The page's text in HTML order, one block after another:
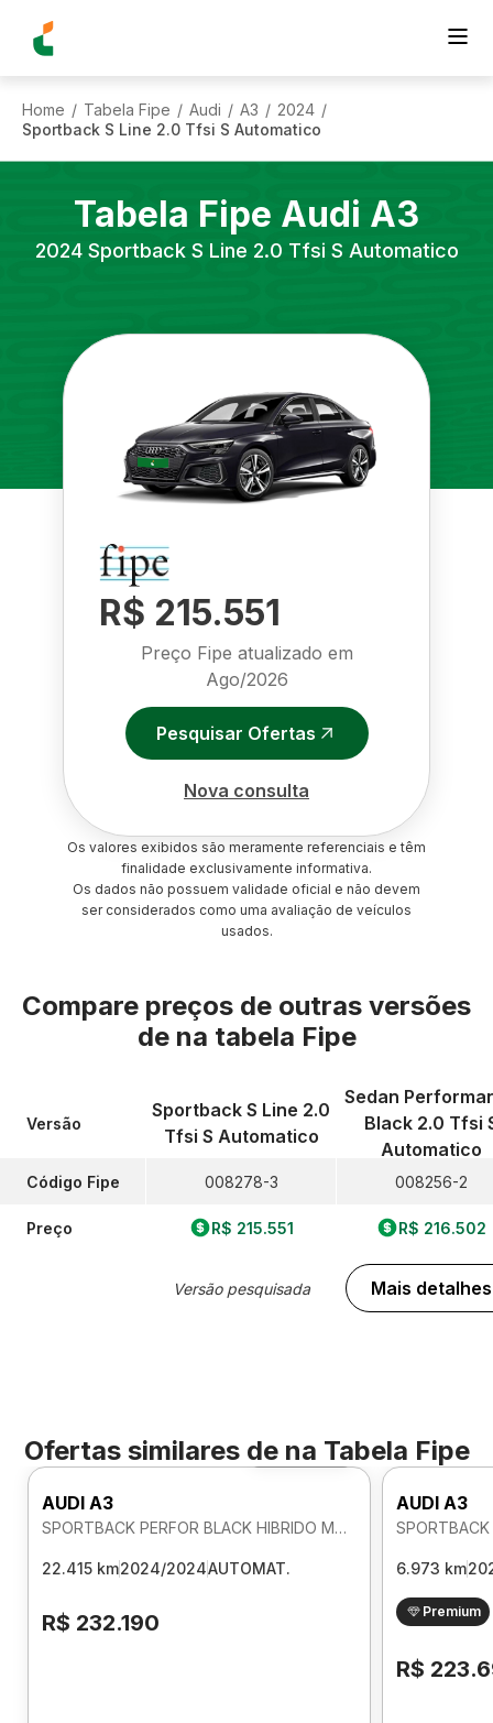
Home / Tabela Fipe / Audi / A3 / 2024 /
Sportback S Line 2.0 Tfsi S Automatico
Tabela Fipe Audi A3
2024 Sportback S Line 2.0 Tfsi S Automatico
R$ 215.551
Preço Fipe atualizado em
Ago/2026
Pesquisar Ofertas
Nova consulta
Os valores exibidos são meramente referenciais e têm
finalidade exclusivamente informativa.
Os dados não possuem validade oficial e não devem
ser considerados como uma avaliação de veículos
usados.
Compare preços de outras versões
de na tabela Fipe
Versão
Código Fipe
Preço
Sportback S Line 2.0
Tfsi S Automatico
008278-3
R$ 215.551
Versão pesquisada
Sedan
Black 2.0 Tfsi
Automatico
008256-2
R$ 216.502
Mais detalhes
Ofertas similares de na Tabela Fipe
Foto 360º
AUDI A3
SPORTBACK PERFOR BLACK HIBRIDO MHEV 2.0 AUTOMATICO
22.415 km2024/2024AUTOMAT.
R$ 232.190
AUDI A3
6.973 km
Premium
R$